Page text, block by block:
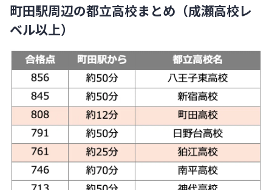
町田駅周辺の都立高校まとめ（成瀬高校レ
ベル以上）